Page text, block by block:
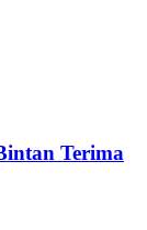
Terima